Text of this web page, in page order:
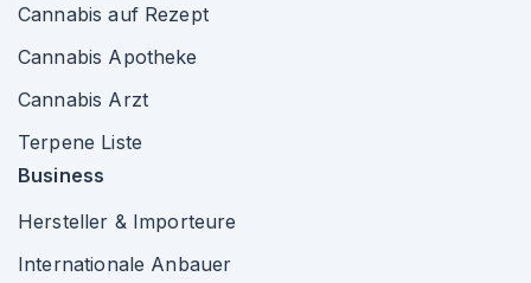
Cannabis auf Rezept
Cannabis Apotheke
Cannabis Arzt
Terpene Liste
Business
Hersteller & Importeure
Internationale Anbauer